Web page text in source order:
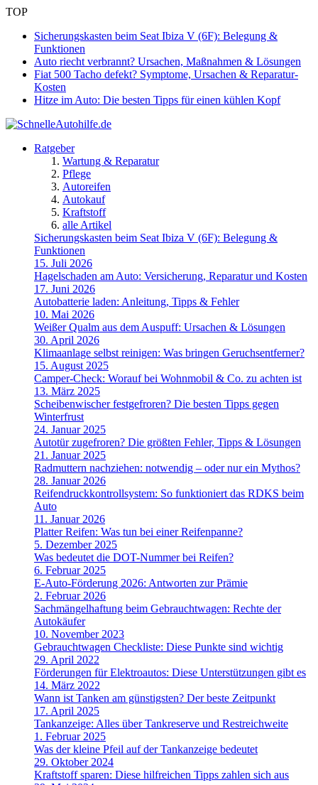
TOP
Sicherungskasten beim Seat Ibiza V (6F): Belegung &
Funktionen
Auto riecht verbrannt? Ursachen, Maßnahmen & Lösungen
Fiat 500 Tacho defekt? Symptome, Ursachen & Reparatur-
Kosten
Hitze im Auto: Die besten Tipps für einen kühlen Kopf
Ratgeber
Wartung & Reparatur
Pflege
Autoreifen
Autokauf
Kraftstoff
alle Artikel
Sicherungskasten beim Seat Ibiza V (6F): Belegung &
Funktionen
15. Juli 2026
Hagelschaden am Auto: Versicherung, Reparatur und Kosten
17. Juni 2026
Autobatterie laden: Anleitung, Tipps & Fehler
10. Mai 2026
Weißer Qualm aus dem Auspuff: Ursachen & Lösungen
30. April 2026
Klimaanlage selbst reinigen: Was bringen Geruchsentferner?
15. August 2025
Camper-Check: Worauf bei Wohnmobil & Co. zu achten ist
13. März 2025
Scheibenwischer festgefroren? Die besten Tipps gegen
Winterfrust
24. Januar 2025
Autotür zugefroren? Die größten Fehler, Tipps & Lösungen
21. Januar 2025
Radmuttern nachziehen: notwendig – oder nur ein Mythos?
28. Januar 2026
Reifendruckkontrollsystem: So funktioniert das RDKS beim
Auto
11. Januar 2026
Platter Reifen: Was tun bei einer Reifenpanne?
5. Dezember 2025
Was bedeutet die DOT-Nummer bei Reifen?
6. Februar 2025
E-Auto-Förderung 2026: Antworten zur Prämie
2. Februar 2026
Sachmängelhaftung beim Gebrauchtwagen: Rechte der
Autokäufer
10. November 2023
Gebrauchtwagen Checkliste: Diese Punkte sind wichtig
29. April 2022
Förderungen für Elektroautos: Diese Unterstützungen gibt es
14. März 2022
Wann ist Tanken am günstigsten? Der beste Zeitpunkt
17. April 2025
Tankanzeige: Alles über Tankreserve und Restreichweite
1. Februar 2025
Was der kleine Pfeil auf der Tankanzeige bedeutet
29. Oktober 2024
Kraftstoff sparen: Diese hilfreichen Tipps zahlen sich aus